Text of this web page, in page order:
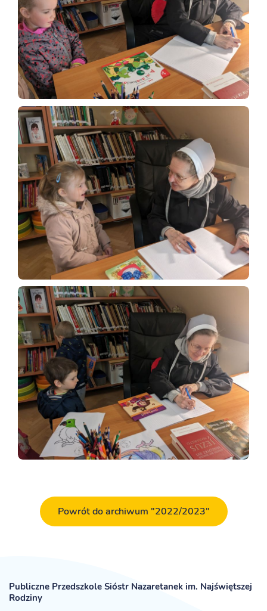
Powrót do archiwum "2022/2023"
Publiczne Przedszkole Sióstr Nazaretanek im. Najświętszej
Rodziny